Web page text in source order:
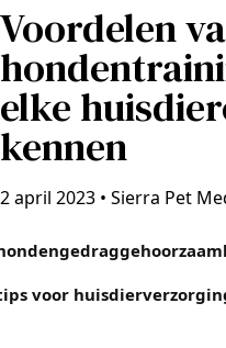
Voordelen
elke
kennen
2 april 2023 • Sierra Pet
voor